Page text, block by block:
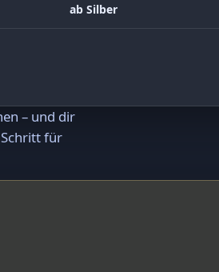
ab Silber
– und dir
für